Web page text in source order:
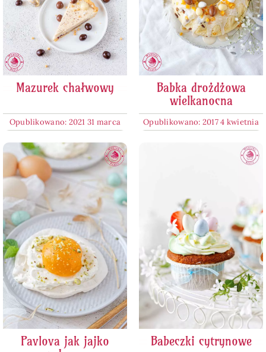
Mazurek chałwowy
Opublikowano: 2021 31 marca
Babka drożdżowa
wielkanocna
Opublikowano: 2017 4 kwietnia
Pavlova jak jajko
Babeczki cytrynowe